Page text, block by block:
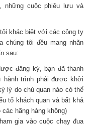
những cuộc phiêu lưu và
khác biệt với các công ty
chúng tôi đều mang nhãn
sau:
đăng ký, bạn đã thanh
hành trình phải được khởi
lý do chủ quan nào có thể
tố khách quan và bất khả
hãng hàng không)
gia vào cuộc chạy đua